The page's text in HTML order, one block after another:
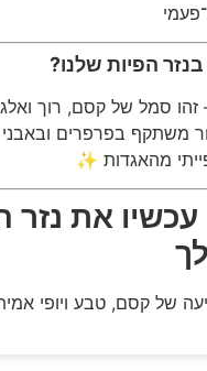
הפיות שלנו?
זהו סמל של קסם, רוך
משתקף בפרפרים ובאבני
מהאגדות ✨
עכשיו את נזר
של קסם, טבע ויופי